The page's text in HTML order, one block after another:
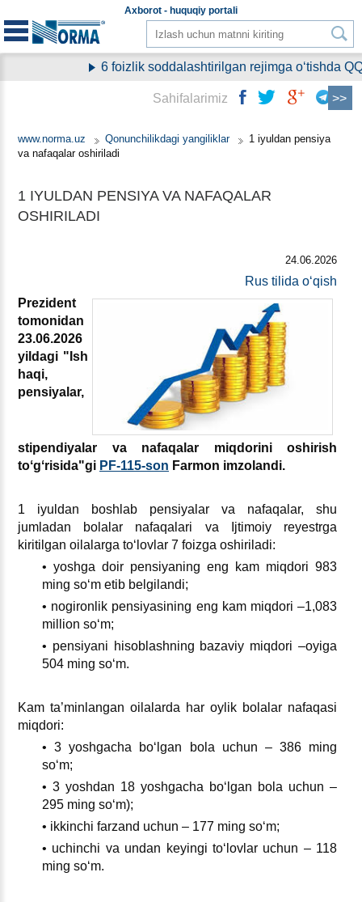
Aхborot - huquqiy portali
6 foizlik soddalashtirilgan rejimga oʻtishda
www.norma.uz Qonunchilikdagi yangiliklar
1 iyuldan pensiya
va nafaqalar oshiriladi
1 IYULDAN PENSIYA VA NAFAQALAR
OSHIRILADI
24.06.2026
Rus tilida oʻqish
Prezident
tomonidan
23.06.2026
yildagi "Ish
haqi,
pensiyalar,
stipendiyalar va nafaqalar miqdorini oshirish
toʻgʻrisida"gi PF-115-son Farmon imzolandi.
1 iyuldan boshlab pensiyalar va nafaqalar, shu
jumladan bolalar nafaqalari va Ijtimoiy reyestrga
kiritilgan oilalarga toʻlovlar 7 foizga oshiriladi:
• yoshga doir pensiyaning eng kam miqdori 983
ming soʻm etib belgilandi;
• nogironlik pensiyasining eng kam miqdori –1,083
million soʻm;
• pensiyani hisoblashning bazaviy miqdori –oyiga
504 ming soʻm.
Kam ta’minlangan oilalarda har oylik bolalar nafaqasi
miqdori:
• 3 yoshgacha boʻlgan bola uchun – 386 ming
soʻm;
• 3 yoshdan 18 yoshgacha boʻlgan bola uchun –
295 ming soʻm);
• ikkinchi farzand uchun – 177 ming soʻm;
• uchinchi va undan keyingi toʻlovlar uchun – 118
ming soʻm.
Sahifalarimiz